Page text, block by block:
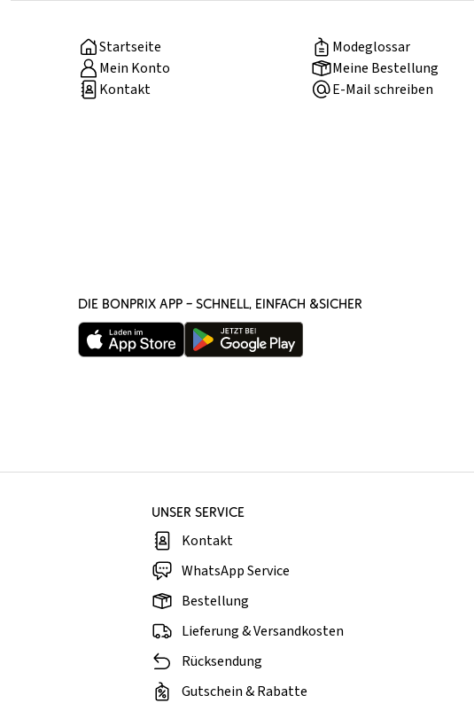
Startseite
Modeglossar
Mein Konto
Meine Bestellung
Kontakt
E-Mail schreiben
DIE BONPRIX APP – SCHNELL, EINFACH &SICHER
UNSER SERVICE
Kontakt
WhatsApp Service
Bestellung
Lieferung & Versandkosten
Rücksendung
Gutschein & Rabatte